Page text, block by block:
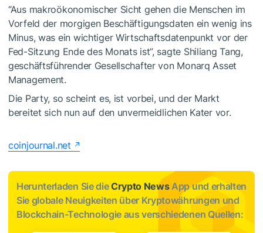
“Aus makroökonomischer Sicht gehen die Menschen im
Vorfeld der morgigen Beschäftigungsdaten ein wenig ins
Minus, was ein wichtiger Wirtschaftsdatenpunkt vor der
Fed-Sitzung Ende des Monats ist”, sagte Shiliang Tang,
geschäftsführender Gesellschafter von Monarq Asset
Management.
Die Party, so scheint es, ist vorbei, und der Markt
bereitet sich nun auf den unvermeidlichen Kater vor.
coinjournal.net
Herunterladen Sie dieCrypto NewsApp und erhalten
Sie globale Neuigkeiten über Kryptowährungen und
Blockchain-Technologie aus verschiedenen Quellen: